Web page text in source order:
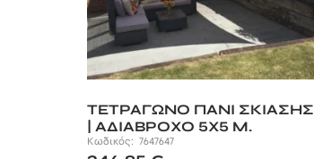
ΤΕΤΡΑΓΩΝΟ ΠΑΝΙ ΣΚΙΑΣΗΣ
| ΑΔΙΑΒΡΟΧΟ 5Χ5 Μ.
Κωδικός: 7647647